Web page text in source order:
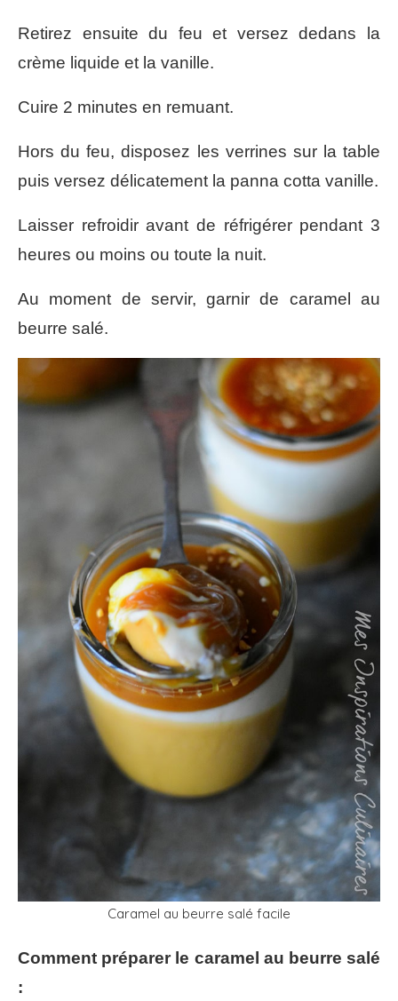
Retirez ensuite du feu et versez dedans la
crème liquide et la vanille.
Cuire 2 minutes en remuant.
Hors du feu, disposez les verrines sur la table
puis versez délicatement la panna cotta vanille.
Laisser refroidir avant de réfrigérer pendant 3
heures ou moins ou toute la nuit.
Au moment de servir, garnir de caramel au
beurre salé.
Caramel au beurre salé facile
Comment préparer le caramel au beurre salé
: